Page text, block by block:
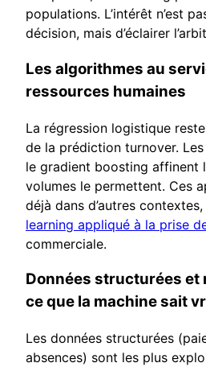
populations. L’intérêt n’est
décision, mais d’éclairer
Les algorithmes au
ressources humaines
La régression logistique
de la prédiction turnover.
le gradient boosting affinent
volumes le permettent. Ces
déjà dans d’autres
learning appliqué à la prise
commerciale.
Données structurées et
ce que la machine sait
Les données structurées
absences) sont les plus